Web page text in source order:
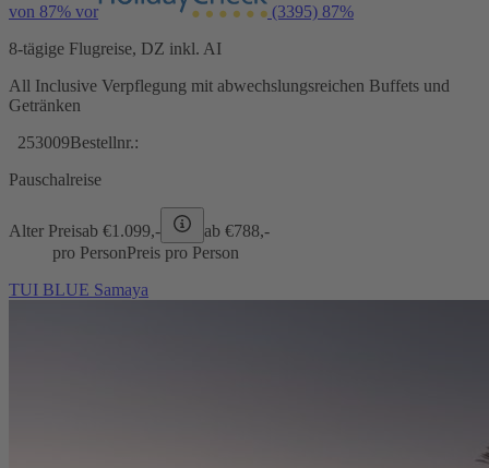
von 87% vor (3395) 87%
8-tägige Flugreise, DZ inkl. AI
All Inclusive Verpflegung mit abwechslungsreichen Buffets und
Getränken
253009Bestellnr.:
Pauschalreise
Alter Preisab €1.099,- ab €788,-
pro PersonPreis pro Person
TUI BLUE Samaya